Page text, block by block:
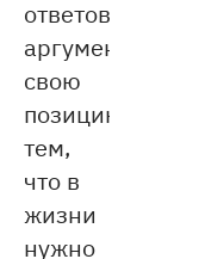
ответов,
аргументируя
свою
позицию
тем,
что в
жизни
нужно